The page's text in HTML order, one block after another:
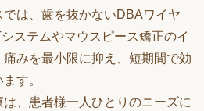
は、歯を抜かないDBAワイヤ
ステムやマウスピース矯正のイ
みを最小限に抑え、短期間で効
す。
、患者様一人ひとりのニーズに